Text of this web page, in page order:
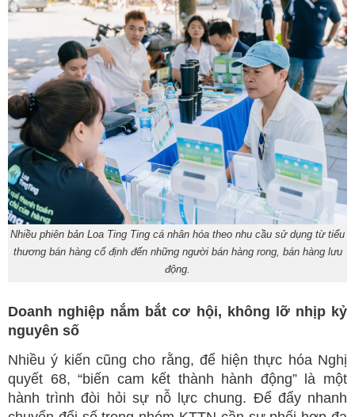
Nhiều phiên bản Loa Ting Ting cá nhân hóa theo nhu cầu sử dụng từ tiểu
thương bán hàng cố định đến những người bán hàng rong, bán hàng lưu
động.
Doanh nghiệp nắm bắt cơ hội, không lỡ nhịp kỷ
nguyên số
Nhiều ý kiến cũng cho rằng, để hiện thực hóa Nghị
quyết 68, “biến cam kết thành hành động” là một
hành trình đòi hỏi sự nỗ lực chung. Để đẩy nhanh